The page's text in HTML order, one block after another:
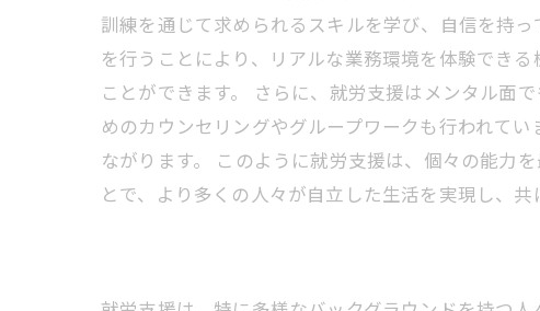
訓練を通じて求められるスキルを学び、自信を持
を行うことにより、リアルな業務環境を体験でき
ことができます。 さらに、就労支援はメンタル面
めのカウンセリングやグループワークも行われて
ながります。 このように就労支援は、個々の能力
とで、より多くの人々が自立した生活を実現し、共